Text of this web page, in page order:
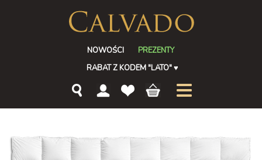
NOWOŚCI
PREZENTY
RABAT Z KODEM "LATO"♥